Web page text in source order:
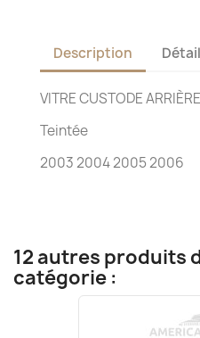
Description
VITRE CUSTODE
Teintée
2003 2004 2005 2006
12 autres produits
catégorie :